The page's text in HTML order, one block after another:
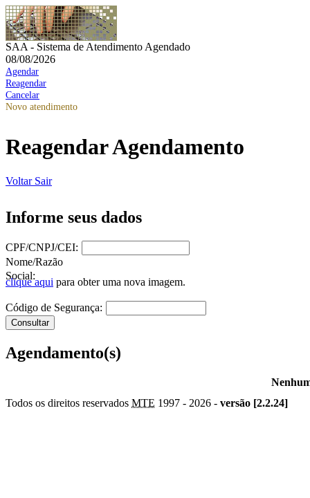
SAA - Sistema de Atendimento Agendado
08/08/2026
Agendar
Reagendar
Cancelar
Novo atendimento
Reagendar Agendamento
Voltar Sair
Informe seus dados
CPF/CNPJ/CEI:
Nome/Razão
Social:
clique aqui para obter uma nova imagem.
Código de Segurança:
Agendamento(s)
Todos os direitos reservados MTE 1997 - 2026 - versão [2.2.24]